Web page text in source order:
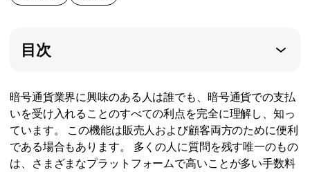
目次
暗号通貨業界に興味のある人は誰でも、暗号通貨での支払
いを受け入れることのすべての利点を完全に理解し、知っ
ています。 この機能は販売人および顧客両方のために便利
である場合もあります。 多くの人に質問を残す唯一のもの
は、さまざまなプラットフォームで高いことが多い手数料